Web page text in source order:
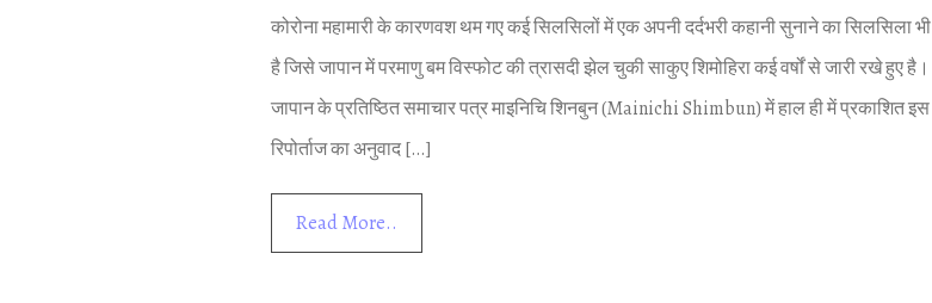
कोरोना महामारी के कारणवश थम गए कई स‍िलस‍िलों में एक अपनी दर्दभरी कहानी सुनाने का स‍िलस‍िला भी
है ज‍िसे जापान में परमाणु बम व‍िस्‍फोट की त्रासदी झेल चुकी साकुए श‍िमोह‍िरा कई वर्षों से जारी रखे हुए है।
जापान के प्रत‍िष्‍ठ‍ित समाचार पत्र माइन‍िच‍ि श‍िनबुन (Mainichi Shimbun) में हाल ही में प्रकाश‍ित इस
र‍िपोर्ताज का अनुवाद […]
Read More..